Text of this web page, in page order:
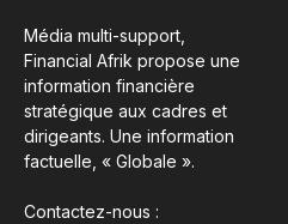
Média multi-support,
Financial Afrik propose une
information financière
stratégique aux cadres et
dirigeants. Une information
factuelle, « Globale ».
Contactez-nous :